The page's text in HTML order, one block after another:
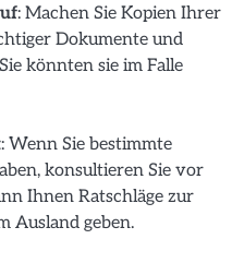
: Machen Sie Kopien Ihrer
Dokumente und
könnten sie im Falle
: Wenn Sie bestimmte
konsultieren Sie vor
Ihnen Ratschläge zur
Ausland geben.